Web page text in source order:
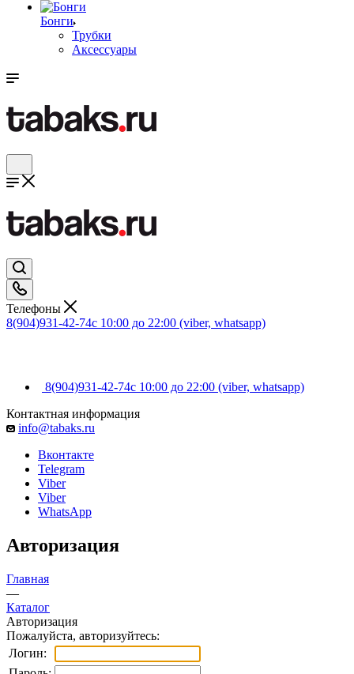
Бонги
Трубки
Аксессуары
Телефоны
8(904)931-42-74с 10:00 до 22:00 (viber, whatsapp)
8(904)931-42-74с 10:00 до 22:00 (viber, whatsapp)
Контактная информация
info@tabaks.ru
Вконтакте
Telegram
Viber
Viber
WhatsApp
Авторизация
Главная
—
Каталог
Авторизация
Пожалуйста, авторизуйтесь:
Логин: